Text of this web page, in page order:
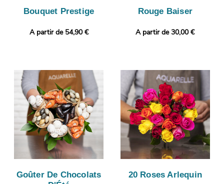
Bouquet Prestige
A partir de 54,90 €
Rouge Baiser
A partir de 30,00 €
Goûter De Chocolats
20 Roses Arlequin